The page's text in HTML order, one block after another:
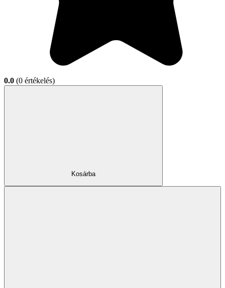
0.0 (0 értékelés)
Kosárba